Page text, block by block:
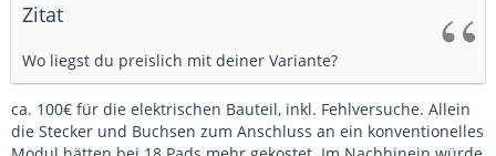
Zitat
Wo liegst du preislich mit deiner Variante?
ca. 100€ für die elektrischen Bauteil, inkl. Fehlversuche. Allein
die Stecker und Buchsen zum Anschluss an ein konventionelles